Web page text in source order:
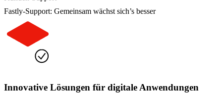
Fastly-Support: Gemeinsam wächst sich’s besser
Innovative Lösungen für digitale Anwendungen